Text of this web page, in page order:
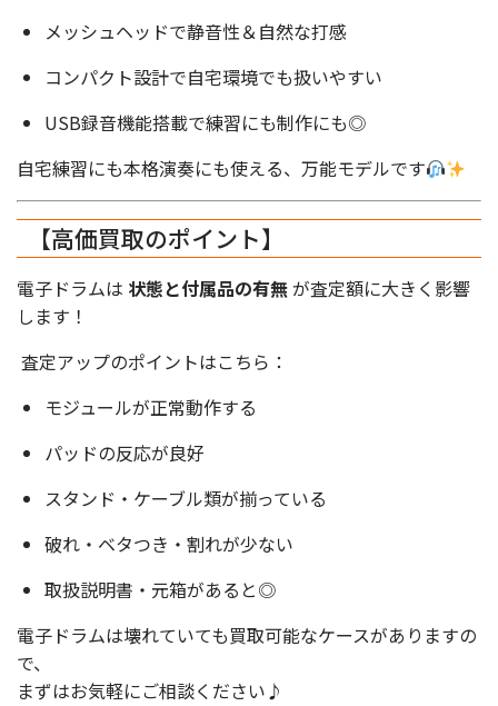
メッシュヘッドで静音性＆自然な打感
コンパクト設計で自宅環境でも扱いやすい
USB録音機能搭載で練習にも制作にも◎
自宅練習にも本格演奏にも使える、万能モデルです
【高価買取のポイント】
電子ドラムは 状態と付属品の有無が査定額に大きく影響
します！
査定アップのポイントはこちら：
モジュールが正常動作する
パッドの反応が良好
スタンド・ケーブル類が揃っている
破れ・ベタつき・割れが少ない
取扱説明書・元箱があると◎
電子ドラムは壊れていても買取可能なケースがありますの
で、
まずはお気軽にご相談ください♪